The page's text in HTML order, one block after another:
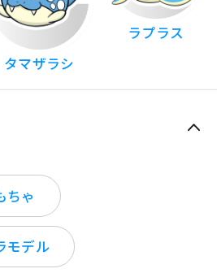
タマザラシ
ラプラス
ちゃ
モデル